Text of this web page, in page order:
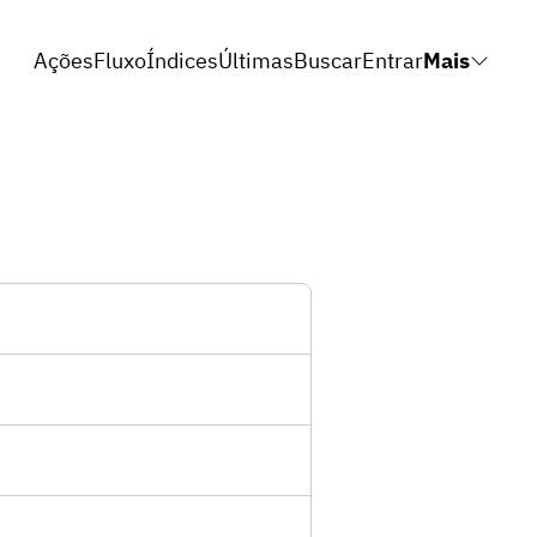
AçõesFluxoÍndicesÚltimasBuscarEntrarMais